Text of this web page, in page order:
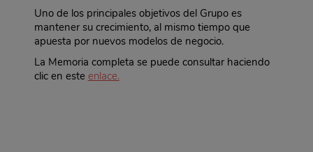
Uno de los principales objetivos del Grupo es
mantener su crecimiento, al mismo tiempo que
apuesta por nuevos modelos de negocio.
La Memoria completa se puede consultar haciendo
clic en este enlace.